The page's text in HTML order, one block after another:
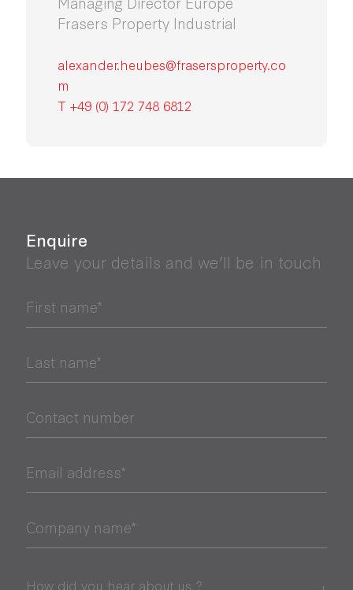
Frasers Property Industrial
alexander.heubes@frasersproperty.co
m
T +49 (0) 172 748 6812
Enquire
Leave your details and we’ll be in touch
First name*
Last name*
Contact number
Email address*
Company name*